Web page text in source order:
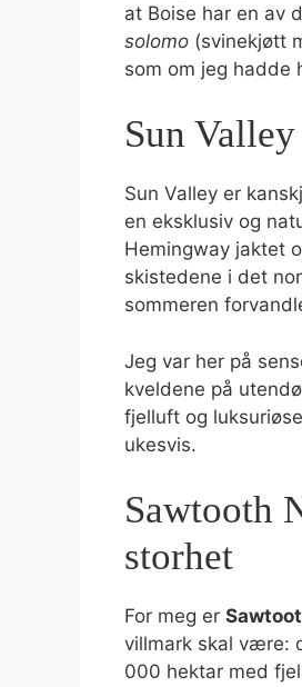
at Boise har en av
solomo (svinekjøtt
som om jeg hadde
Sun
Sun Valley er
en eksklusiv og
Hemingway jaktet
skistedene i det
sommeren
Jeg var her på
kveldene på
fjelluft og
ukesvis.
Sawtooth
storhet
For meg er
villmark skal være:
000 hektar med